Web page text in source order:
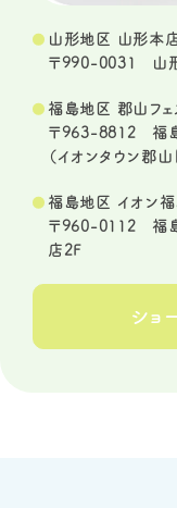
山形地区 山形本
〒990-0031 山
福島地区 郡山フェ
〒963-8812 福
（イオンタウン郡山
福島地区 イオン
〒960-0112 福
店2F
ショ